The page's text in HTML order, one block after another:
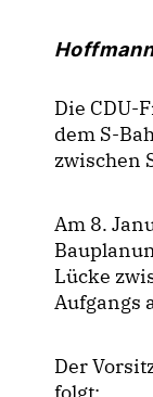
Die CDU-
dem S-
zwischen
Am 8.
Lücke
Aufgangs
Der
folgt: